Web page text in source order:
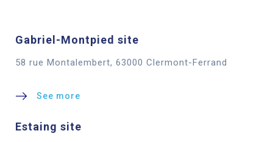
Gabriel-Montpied site
58 rue Montalembert, 63000 Clermont-Ferrand
See more
Estaing site